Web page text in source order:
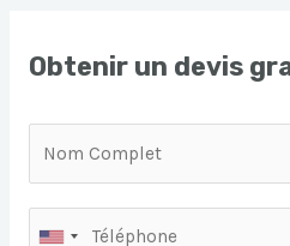
Obtenir un devis